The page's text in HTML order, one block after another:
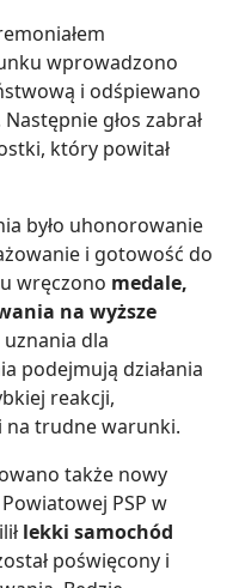
wprowadzono
i odśpiewano
głos zabrał
który powitał
było uhonorowanie
i gotowość do
wręczono medale,
na wyższe
uznania dla
podejmują działania
reakcji,
na trudne warunki.
także nowy
PSP w
lekki samochód
poświęcony i